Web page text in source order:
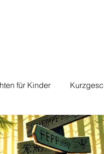
für Kinder
Mikrogeschichten für